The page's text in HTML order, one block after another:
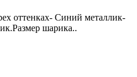
оттенках- Синий металлик-
шарика..